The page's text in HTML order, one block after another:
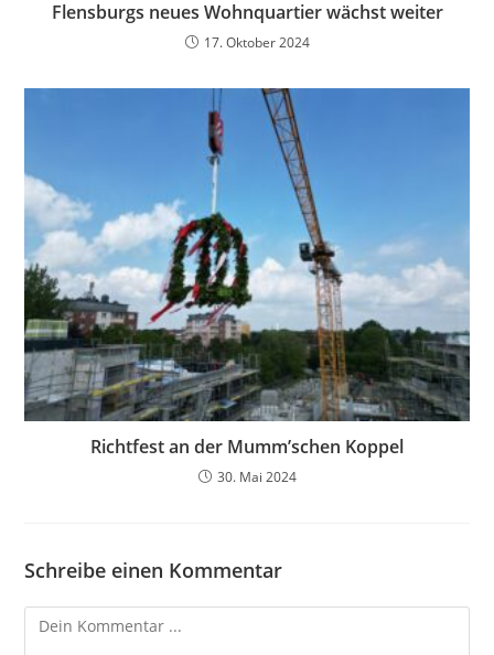
Flensburgs neues Wohnquartier wächst weiter
17. Oktober 2024
Richtfest an der Mumm’schen Koppel
30. Mai 2024
Schreibe einen Kommentar